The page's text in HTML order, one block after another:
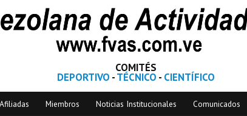
COMITÉS
DEPORTIVO -TÉCNICO - CIENTÍFICO
Miembros Noticias Institucionales Comunicados